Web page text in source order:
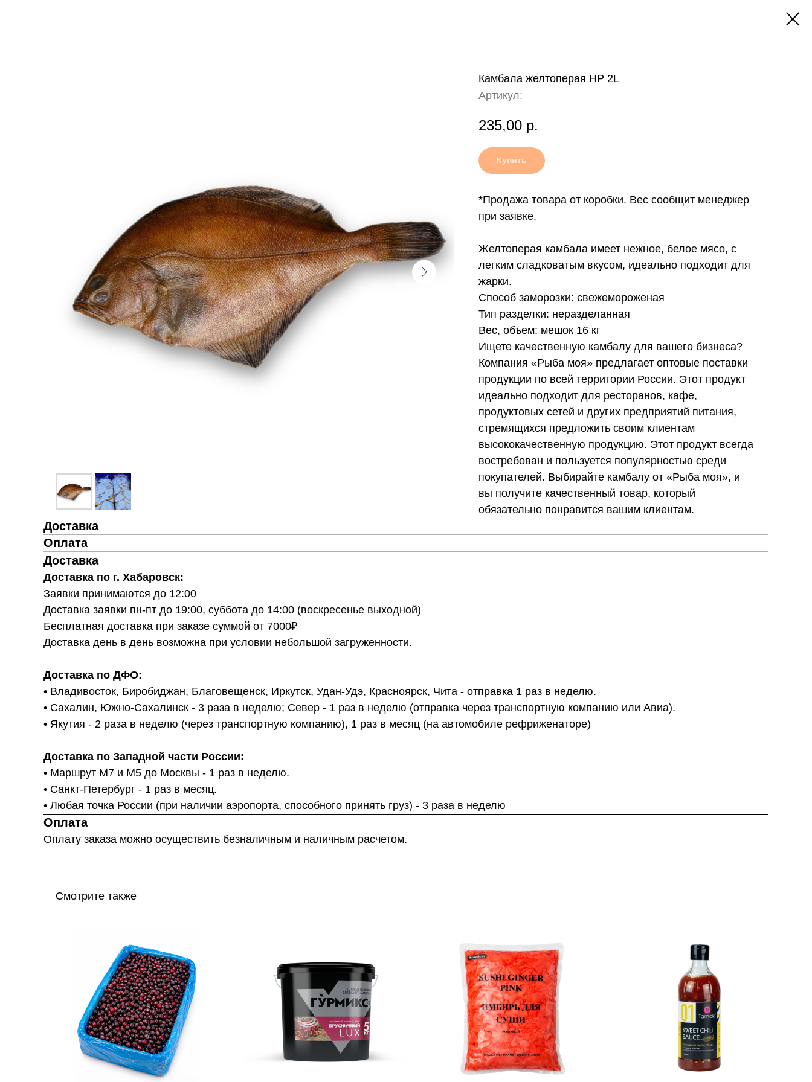
Камбала желтоперая НР 2L
Артикул:
235,00 р.
Купить
*Продажа товара от коробки. Вес сообщит менеджер
при заявке.
Желтоперая камбала имеет нежное, белое мясо, с
легким сладковатым вкусом, идеально подходит для
жарки.
Способ заморозки: свежемороженая
Тип разделки: неразделанная
Вес, объем: мешок 16 кг
Ищете качественную камбалу для вашего бизнеса?
Компания «Рыба моя» предлагает оптовые поставки
продукции по всей территории России. Этот продукт
идеально подходит для ресторанов, кафе,
продуктовых сетей и других предприятий питания,
стремящихся предложить своим клиентам
высококачественную продукцию. Этот продукт всегда
востребован и пользуется популярностью среди
покупателей. Выбирайте камбалу от «Рыба моя», и
вы получите качественный товар, который
обязательно понравится вашим клиентам.
Доставка
Оплата
Доставка
Доставка по г. Хабаровск:
Заявки принимаются до 12:00
Доставка заявки пн-пт до 19:00, суббота до 14:00 (воскресенье выходной)
Бесплатная доставка при заказе суммой от 7000₽
Доставка день в день возможна при условии небольшой загруженности.
Доставка по ДФО:
• Владивосток, Биробиджан, Благовещенск, Иркутск, Удан-Удэ, Красноярск, Чита - отправка 1 раз в неделю.
• Сахалин, Южно-Сахалинск - 3 раза в неделю; Север - 1 раз в неделю (отправка через транспортную компанию или Авиа).
• Якутия - 2 раза в неделю (через транспортную компанию), 1 раз в месяц (на автомобиле рефриженаторе)
Доставка по Западной части России:
• Маршрут М7 и М5 до Москвы - 1 раз в неделю.
• Санкт-Петербург - 1 раз в месяц.
• Любая точка России (при наличии аэропорта, способного принять груз) - 3 раза в неделю
Оплата
Оплату заказа можно осуществить безналичным и наличным расчетом.
Смотрите также